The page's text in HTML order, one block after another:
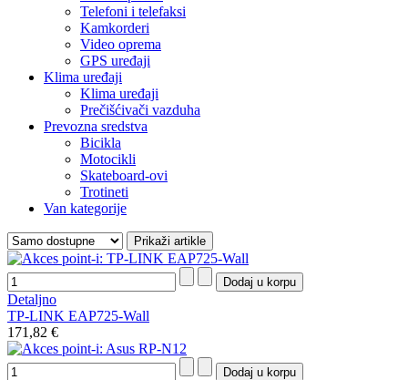
Telefoni i telefaksi
Kamkorderi
Video oprema
GPS uređaji
Klima uređaji
Klima uređaji
Prečišćivači vazduha
Prevozna sredstva
Bicikla
Motocikli
Skateboard-ovi
Trotineti
Van kategorije
Detaljno
TP-LINK EAP725-Wall
171,82 €